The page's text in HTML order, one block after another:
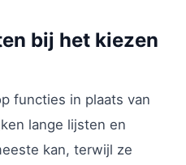
bij het kiezen
functies in plaats van
lange lijsten en
kan, terwijl ze